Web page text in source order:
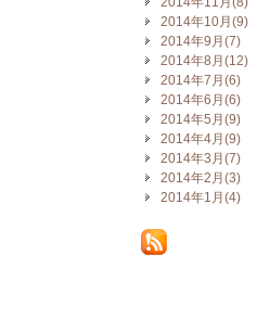
2014年10月(9)
2014年9月(7)
2014年8月(12)
2014年7月(6)
2014年6月(6)
2014年5月(9)
2014年4月(9)
2014年3月(7)
2014年2月(3)
2014年1月(4)